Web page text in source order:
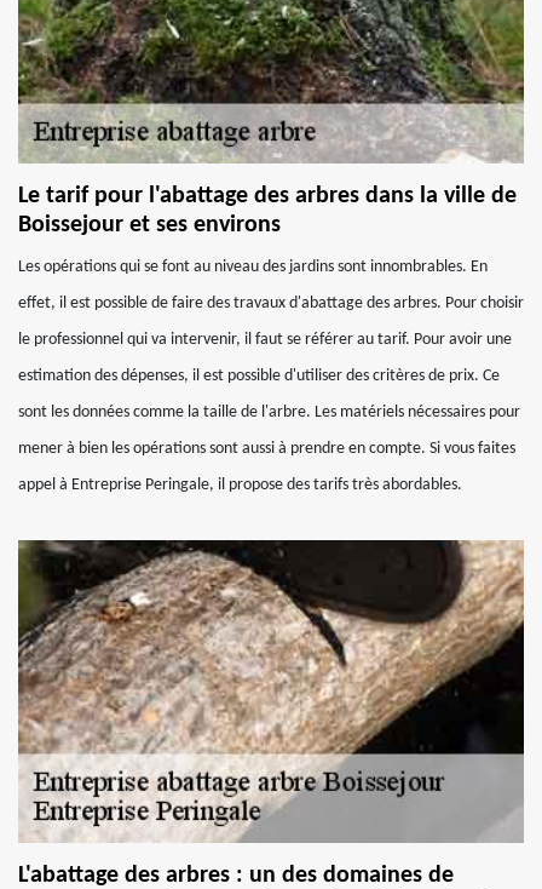
Le tarif pour l'abattage des arbres dans la ville de
Boissejour et ses environs
Les opérations qui se font au niveau des jardins sont innombrables. En
effet, il est possible de faire des travaux d'abattage des arbres. Pour choisir
le professionnel qui va intervenir, il faut se référer au tarif. Pour avoir une
estimation des dépenses, il est possible d'utiliser des critères de prix. Ce
sont les données comme la taille de l'arbre. Les matériels nécessaires pour
mener à bien les opérations sont aussi à prendre en compte. Si vous faites
appel à Entreprise Peringale, il propose des tarifs très abordables.
L'abattage des arbres : un des domaines de